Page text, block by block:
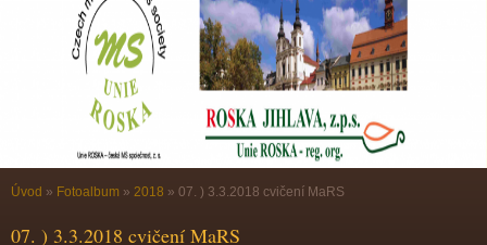
Úvod » Fotoalbum » 2018 » 07. ) 3.3.2018 cvičení MaRS
07. ) 3.3.2018 cvičení MaRS